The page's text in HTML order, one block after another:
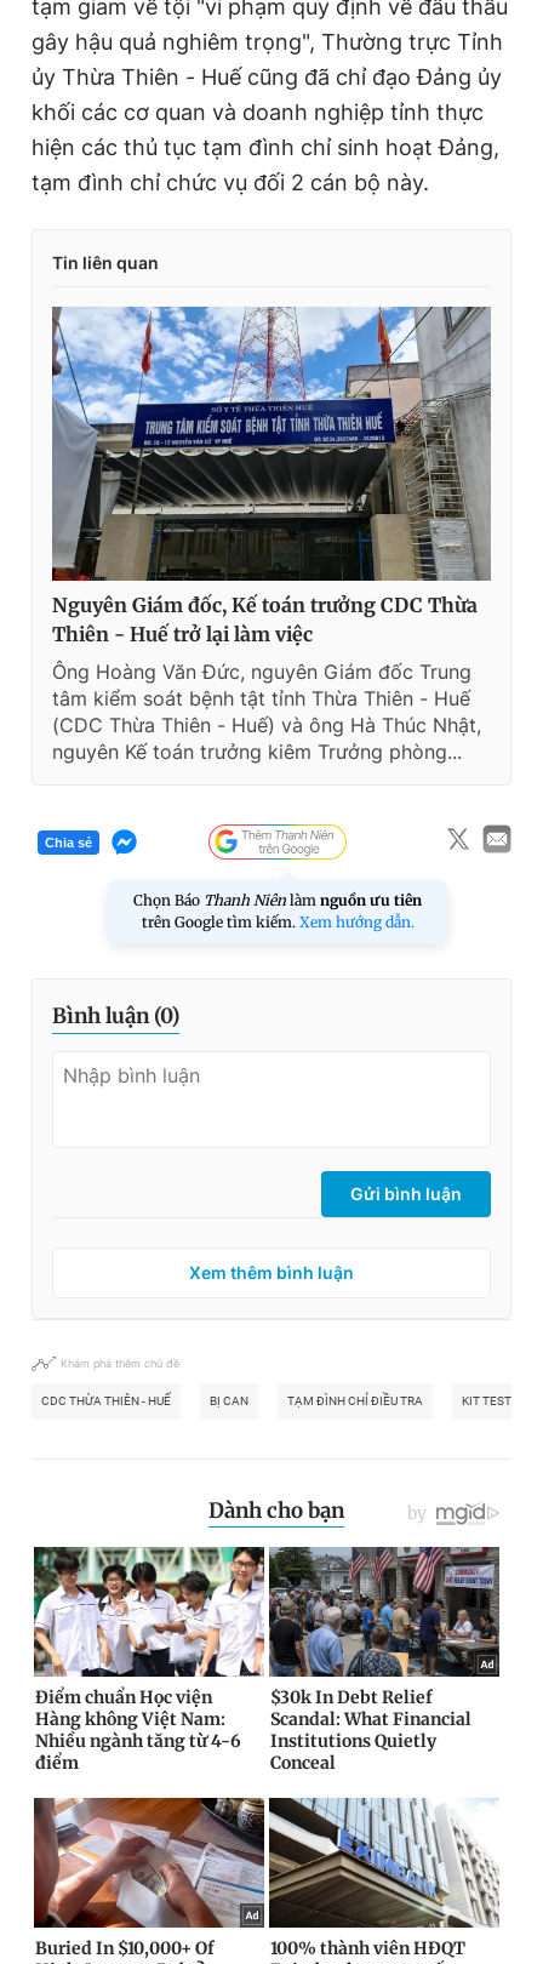
tạm giam về tội "vi phạm quy định về đấu thầu
gây hậu quả nghiêm trọng", Thường trực Tỉnh
ủy Thừa Thiên - Huế cũng đã chỉ đạo Đảng ủy
khối các cơ quan và doanh nghiệp tỉnh thực
hiện các thủ tục tạm đình chỉ sinh hoạt Đảng,
tạm đình chỉ chức vụ đối 2 cán bộ này.
Tin liên quan
Nguyên Giám đốc, Kế toán trưởng CDC Thừa
Thiên - Huế trở lại làm việc
Ông Hoàng Văn Đức, nguyên Giám đốc Trung
tâm kiểm soát bệnh tật tỉnh Thừa Thiên - Huế
(CDC Thừa Thiên - Huế) và ông Hà Thúc Nhật,
nguyên Kế toán trưởng kiêm Trưởng phòng...
Chia sẻ
Chọn Báo Thanh Niên làm nguồn ưu tiên
trên Google tìm kiếm. Xem hướng dẫn.
Bình luận (0)
Gửi bình luận
Xem thêm bình luận
Khám phá thêm chủ đề
CDC THỪA THIÊN - HUẾ BỊ CAN TẠM ĐÌNH CHỈ ĐIỀU TRA KIT TEST VIỆT